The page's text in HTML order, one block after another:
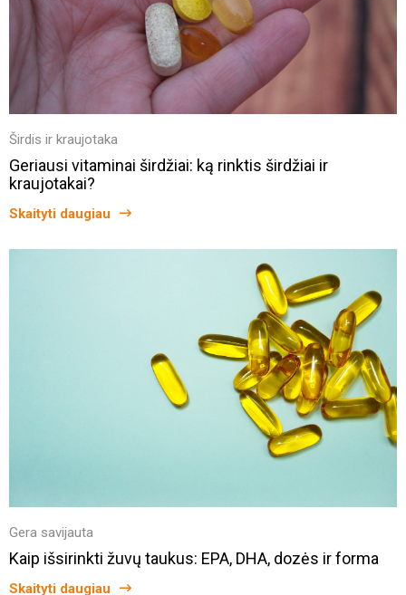
Širdis ir kraujotaka
Geriausi vitaminai širdžiai: ką rinktis širdžiai ir
kraujotakai?
Skaityti daugiau
Gera savijauta
Kaip išsirinkti žuvų taukus: EPA, DHA, dozės ir forma
Skaityti daugiau